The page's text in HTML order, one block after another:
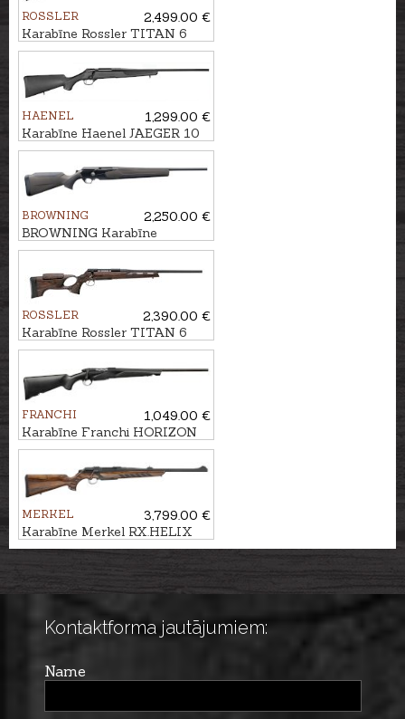
ROSSLER
2,499.00 €
Karabīne Rossler TITAN 6
Target Light Black kal.
.308Win. M14x1
HAENEL
1,299.00 €
Karabīne Haenel JAEGER 10
Synthetic kal. 7mm Rem.Mag.
BROWNING
2,250.00 €
BROWNING Karabīne
MARAL 4X Hunter
Brown/Black kal. .30-06
M14x1
ROSSLER
2,390.00 €
Karabīne Rossler TITAN 6
Hunter kal. .300Win.Mag.
FRANCHI
1,049.00 €
Karabīne Franchi HORIZON
Black Synt kal. .308Win.
MERKEL
3,799.00 €
Karabīne Merkel RX.HELIX
Black kal. .30-06 M15x1
Kontaktforma jautājumiem:
Name